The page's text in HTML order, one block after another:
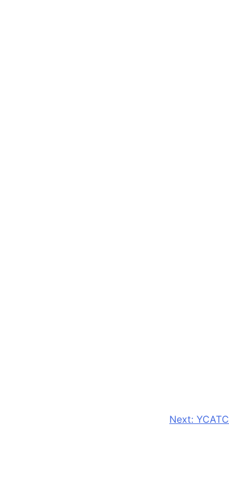
Next: YCATC